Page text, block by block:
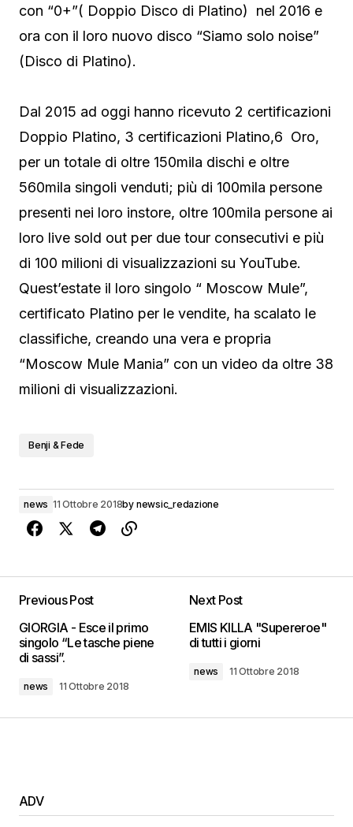
con “0+”( Doppio Disco di Platino) nel 2016 e
ora con il loro nuovo disco “Siamo solo noise”
(Disco di Platino).
Dal 2015 ad oggi hanno ricevuto 2 certificazioni
Doppio Platino, 3 certificazioni Platino,6 Oro,
per un totale di oltre 150mila dischi e oltre
560mila singoli venduti; più di 100mila persone
presenti nei loro instore, oltre 100mila persone ai
loro live sold out per due tour consecutivi e più
di 100 milioni di visualizzazioni su YouTube.
Quest’estate il loro singolo “ Moscow Mule”,
certificato Platino per le vendite, ha scalato le
classifiche, creando una vera e propria
“Moscow Mule Mania” con un video da oltre 38
milioni di visualizzazioni.
Benji & Fede
news 11 Ottobre 2018by newsic_redazione
Previous Post
GIORGIA - Esce il primo
singolo “Le tasche piene
di sassi”.
news 11 Ottobre 2018
Next Post
EMIS KILLA "Supereroe"
di tutti i giorni
news 11 Ottobre 2018
ADV